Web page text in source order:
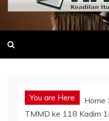
Tipikor-ri-
Keadilan Itu Wajib Bersih
You are Here Home
TMMD ke 118 Kadim